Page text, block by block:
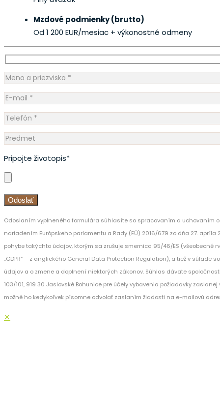
Mzdové podmienky (brutto)
Od 1 200 EUR/mesiac + výkonostné odmeny
Pripojte životopis*
Odoslaním vyplneného formulára súhlasíte so spracovaním a uchovaním
nariadením Európskeho parlamentu a Rady (EÚ) 2016/679 zo dňa 27.
pohybe takýchto údajov, ktorým sa zrušuje smernica 95/46/ES
„GDPR“ – z anglického General Data Protection Regulation), a tiež v súlade
údajov a o zmene a doplnení niektorých zákonov. Súhlas dávate spoločnosti
103/101, 919 30 Jaslovské Bohunice pre účely vybavenia požiadavky
možné ho kedykoľvek písomne odvolať zaslaním žiadosti na e-mailovú
✕